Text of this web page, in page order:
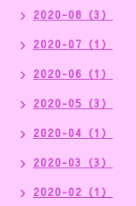
2020-08（3）
2020-07（1）
2020-06（1）
2020-05（3）
2020-04（1）
2020-03（3）
2020-02（1）